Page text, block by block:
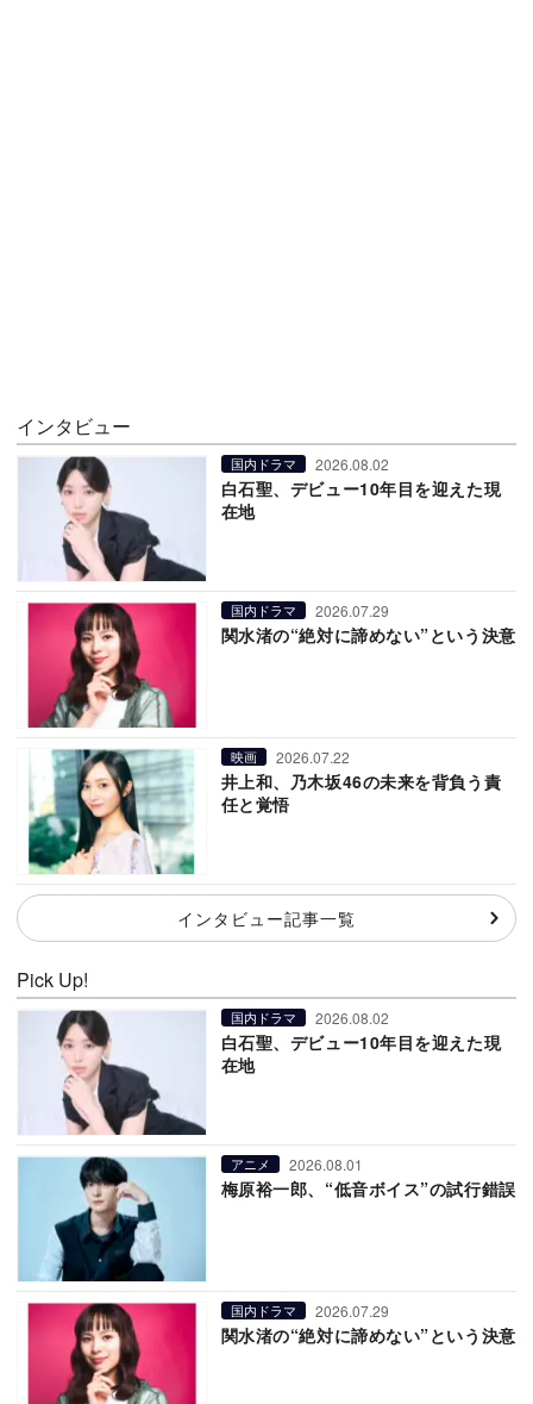
インタビュー
国内ドラマ 2026.08.02
白石聖、デビュー10年目を迎えた現
在地
国内ドラマ 2026.07.29
関水渚の“絶対に諦めない”という決意
映画 2026.07.22
井上和、乃木坂46の未来を背負う責
任と覚悟
インタビュー記事一覧
Pick Up!
国内ドラマ 2026.08.02
白石聖、デビュー10年目を迎えた現
在地
アニメ 2026.08.01
梅原裕一郎、“低音ボイス”の試行錯誤
国内ドラマ 2026.07.29
関水渚の“絶対に諦めない”という決意